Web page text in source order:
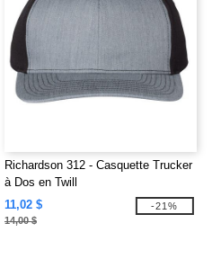
Richardson 312 - Casquette Trucker
à Dos en Twill
11,02 $
14,00 $
-21%